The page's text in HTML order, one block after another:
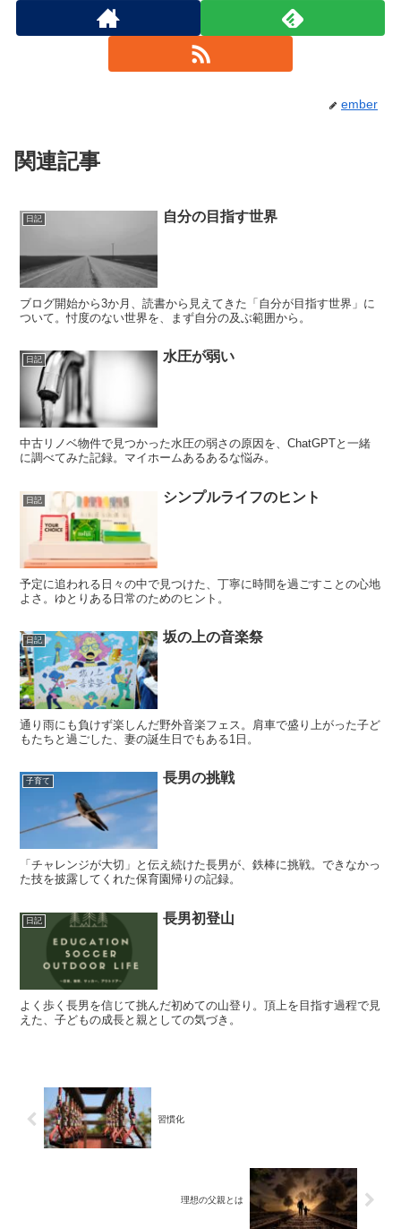
ember
関連記事
日記 自分の目指す世界
ブログ開始から3か月、読書から見えてきた「自分が目指す世界」に
ついて。忖度のない世界を、まず自分の及ぶ範囲から。
日記 水圧が弱い
中古リノベ物件で見つかった水圧の弱さの原因を、ChatGPTと一緒
に調べてみた記録。マイホームあるあるな悩み。
日記 シンプルライフのヒント
予定に追われる日々の中で見つけた、丁寧に時間を過ごすことの心地
よさ。ゆとりある日常のためのヒント。
日記 坂の上の音楽祭
通り雨にも負けず楽しんだ野外音楽フェス。肩車で盛り上がった子ど
もたちと過ごした、妻の誕生日でもある1日。
子育て 長男の挑戦
「チャレンジが大切」と伝え続けた長男が、鉄棒に挑戦。できなかっ
た技を披露してくれた保育園帰りの記録。
日記 長男初登山
よく歩く長男を信じて挑んだ初めての山登り。頂上を目指す過程で見
えた、子どもの成長と親としての気づき。
習慣化
理想の父親とは